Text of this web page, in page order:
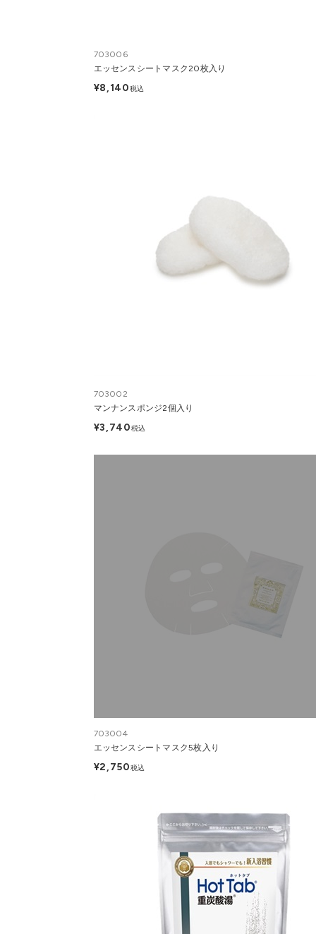
703006
エッセンスシートマスク20枚入り
¥8,140税込
703002
マンナンスポンジ2個入り
¥3,740税込
703004
エッセンスシートマスク5枚入り
¥2,750税込